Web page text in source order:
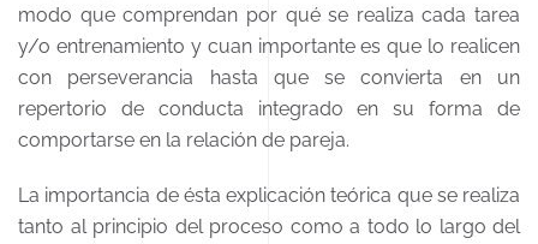
modo que comprendan por qué se realiza cada tarea
y/o entrenamiento y cuan importante es que lo realicen
con perseverancia hasta que se convierta en un
repertorio de conducta integrado en su forma de
comportarse en la relación de pareja.
La importancia de ésta explicación teórica que se realiza
tanto al principio del proceso como a todo lo largo del